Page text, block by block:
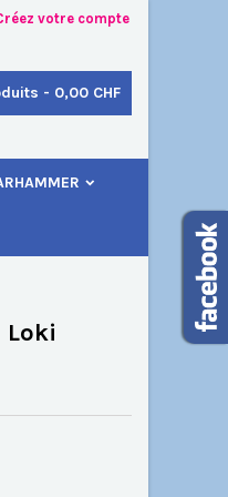
votre compte
- 0,00 CHF
Loki